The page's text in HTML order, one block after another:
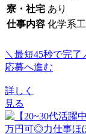
寮・社宅 あり
仕事内容 化学系
＼最短45秒で完了
応募へ進む
詳しく
見る